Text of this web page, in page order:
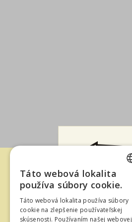
Fakulta techniky
Táto webová lokalita
používa súbory cookie.
Táto webová lokalita používa súbory
cookie na zlepšenie používateľskej
skúsenosti. Používaním našej webovej